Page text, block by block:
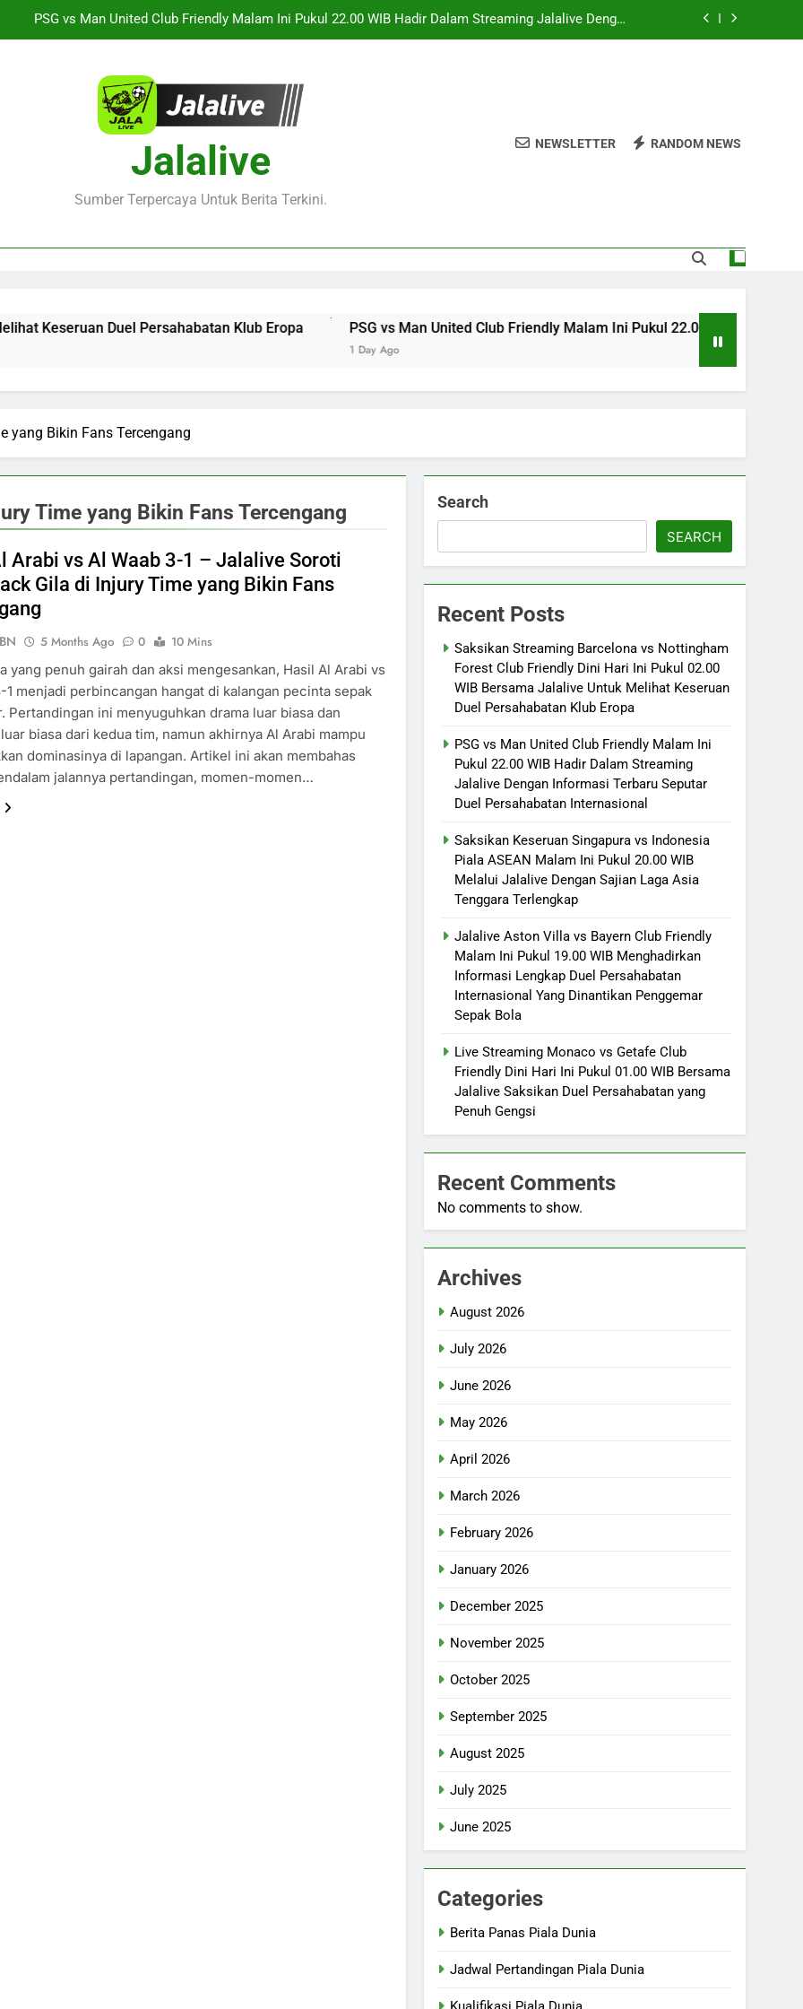
Duel Persahabatan Internasional Yang Dinantikan Penggemar Sepak Bola
Saksikan Streaming Barcelona vs Nottingham Forest Club Friendly Dini Hari Ini Pukul 02.00 WIB Bersama
Jalalive Untuk Melihat Keseruan Duel Persahabatan Klub Eropa
PSG vs Man United Club Friendly Malam Ini Pukul 22.00 WIB Hadir Dalam Streaming Jalalive Dengan
Jalalive
Sumber Terpercaya Untuk Berita Terkini.
NEWSLETTER RANDOM NEWS
Duel Persahabatan Klub Eropa PSG vs Man United Club Friendly Malam Ini Pukul 22.00 WIB Hadir Dalam
1 Day Ago
yang Bikin Fans Tercengang
Time yang Bikin Fans Tercengang
Arabi vs Al Waab 3-1 – Jalalive Soroti
Gila di Injury Time yang Bikin Fans
5 Months Ago 0
10 Mins
yang penuh gairah dan aksi mengesankan, Hasil Al Arabi vs
1 menjadi perbincangan hangat di kalangan pecinta sepak
Pertandingan ini menyuguhkan drama luar biasa dan
biasa dari kedua tim, namun akhirnya Al Arabi mampu
dominasinya di lapangan. Artikel ini akan membahas
jalannya pertandingan, momen-momen…
Search
SEARCH
Recent Posts
Saksikan Streaming Barcelona vs Nottingham
Forest Club Friendly Dini Hari Ini Pukul 02.00
WIB Bersama Jalalive Untuk Melihat Keseruan
Duel Persahabatan Klub Eropa
PSG vs Man United Club Friendly Malam Ini
Pukul 22.00 WIB Hadir Dalam Streaming
Jalalive Dengan Informasi Terbaru Seputar
Duel Persahabatan Internasional
Saksikan Keseruan Singapura vs Indonesia
Piala ASEAN Malam Ini Pukul 20.00 WIB
Melalui Jalalive Dengan Sajian Laga Asia
Tenggara Terlengkap
Jalalive Aston Villa vs Bayern Club Friendly
Malam Ini Pukul 19.00 WIB Menghadirkan
Informasi Lengkap Duel Persahabatan
Internasional Yang Dinantikan Penggemar
Sepak Bola
Live Streaming Monaco vs Getafe Club
Friendly Dini Hari Ini Pukul 01.00 WIB Bersama
Jalalive Saksikan Duel Persahabatan yang
Penuh Gengsi
Recent Comments
No comments to show.
Archives
August 2026
July 2026
June 2026
May 2026
April 2026
March 2026
February 2026
January 2026
December 2025
November 2025
October 2025
September 2025
August 2025
July 2025
June 2025
Categories
Berita Panas Piala Dunia
Jadwal Pertandingan Piala Dunia